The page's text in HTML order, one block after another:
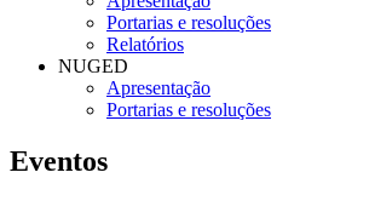
Portarias e resoluções
Relatórios
NUGED
Apresentação
Portarias e resoluções
Eventos